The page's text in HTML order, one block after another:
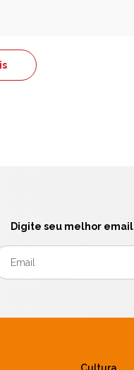
Digite seu melhor email